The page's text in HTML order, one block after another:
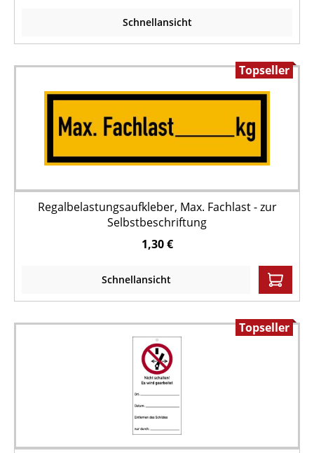
Schnellansicht
Topseller
Regalbelastungsaufkleber, Max. Fachlast - zur
Selbstbeschriftung
1,30 €
Schnellansicht
Topseller